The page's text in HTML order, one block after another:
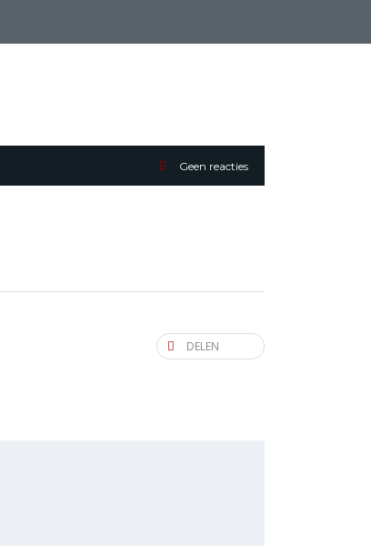
Geen reacties
DELEN